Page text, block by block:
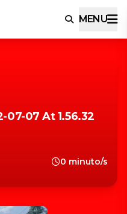
MENU
07 At 1.56.32
0 minuto/s